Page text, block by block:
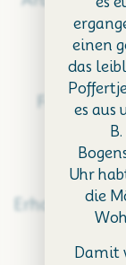
Fortbildung
einen
das
es aus
Uhr
die
Damit